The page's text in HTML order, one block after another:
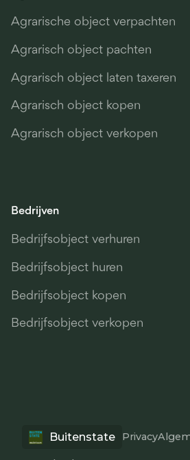
Agrarische object verpachten
Agrarisch object pachten
Agrarisch object laten taxeren
Agrarisch object kopen
Agrarisch object verkopen
Bedrijven
Bedrijfsobject verhuren
Bedrijfsobject huren
Bedrijfsobject kopen
Bedrijfsobject verkopen
Buitenstate Privacy